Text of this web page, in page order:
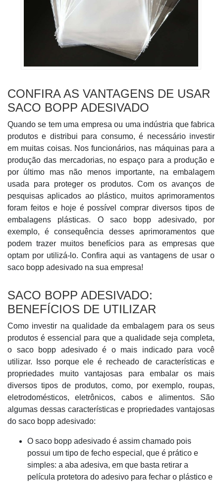
CONFIRA AS VANTAGENS DE USAR
SACO BOPP ADESIVADO
Quando se tem uma empresa ou uma indústria que fabrica
produtos e distribui para consumo, é necessário investir
em muitas coisas. Nos funcionários, nas máquinas para a
produção das mercadorias, no espaço para a produção e
por último mas não menos importante, na embalagem
usada para proteger os produtos. Com os avanços de
pesquisas aplicados ao plástico, muitos aprimoramentos
foram feitos e hoje é possível comprar diversos tipos de
embalagens plásticas. O saco bopp adesivado, por
exemplo, é consequência desses aprimoramentos que
podem trazer muitos benefícios para as empresas que
optam por utilizá-lo. Confira aqui as vantagens de usar o
saco bopp adesivado na sua empresa!
SACO BOPP ADESIVADO:
BENEFÍCIOS DE UTILIZAR
Como investir na qualidade da embalagem para os seus
produtos é essencial para que a qualidade seja completa,
o saco bopp adesivado é o mais indicado para você
utilizar. Isso porque ele é recheado de características e
propriedades muito vantajosas para embalar os mais
diversos tipos de produtos, como, por exemplo, roupas,
eletrodomésticos, eletrônicos, cabos e alimentos. São
algumas dessas características e propriedades vantajosas
do saco bopp adesivado:
O saco bopp adesivado é assim chamado pois
possui um tipo de fecho especial, que é prático e
simples: a aba adesiva, em que basta retirar a
película protetora do adesivo para fechar o plástico e